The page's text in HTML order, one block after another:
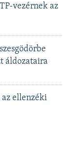
vezérnek az
áldozataira
az ellenzéki